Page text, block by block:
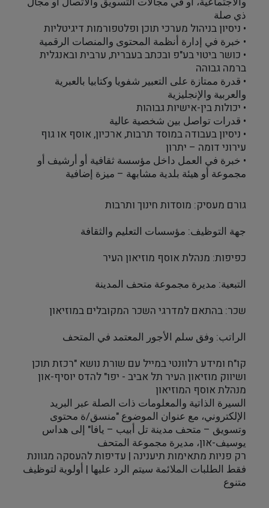
ذي صلة
• ניסיון בניהול מערכי תוכן ופלטפורמות דיגיטליות
• خبرة في إدارة أنظمة المحتوى والمنصات الرقمية
• כושר ביטוי בע"פ ובכתב בעברית, ערבית ובאנגלית
ברמה גבוהה
والعربية والإنجليزية
• יכולות בין-אישיות גבוהות
• قدرات تواصل بين شخصية عالية
עירוני דומה – יתרון
مجموعة أو هيئة بلدية مشابهة – ميزة إضافية
גורם מעסיק: מוסדות חינוך ותרבות
جهة التوظيف: مؤسسات التعليم والثقافة
כפיפות: מנהלת אוסף מוזיאון העיר
التبعية: مديرة مجموعة متحف المدينة
שכר: בהתאם למדרגי השכר המקובלים במוזיאון
الراتب: وفق سلم الأجور المعتمد في المتحف
מנהלת אוסף המוזיאון
يوسيف-און، مديرة مجموعة المتحف
רק פניות מתאימות תיענינה | עדיפות להעסקה מגוונת
متنوع